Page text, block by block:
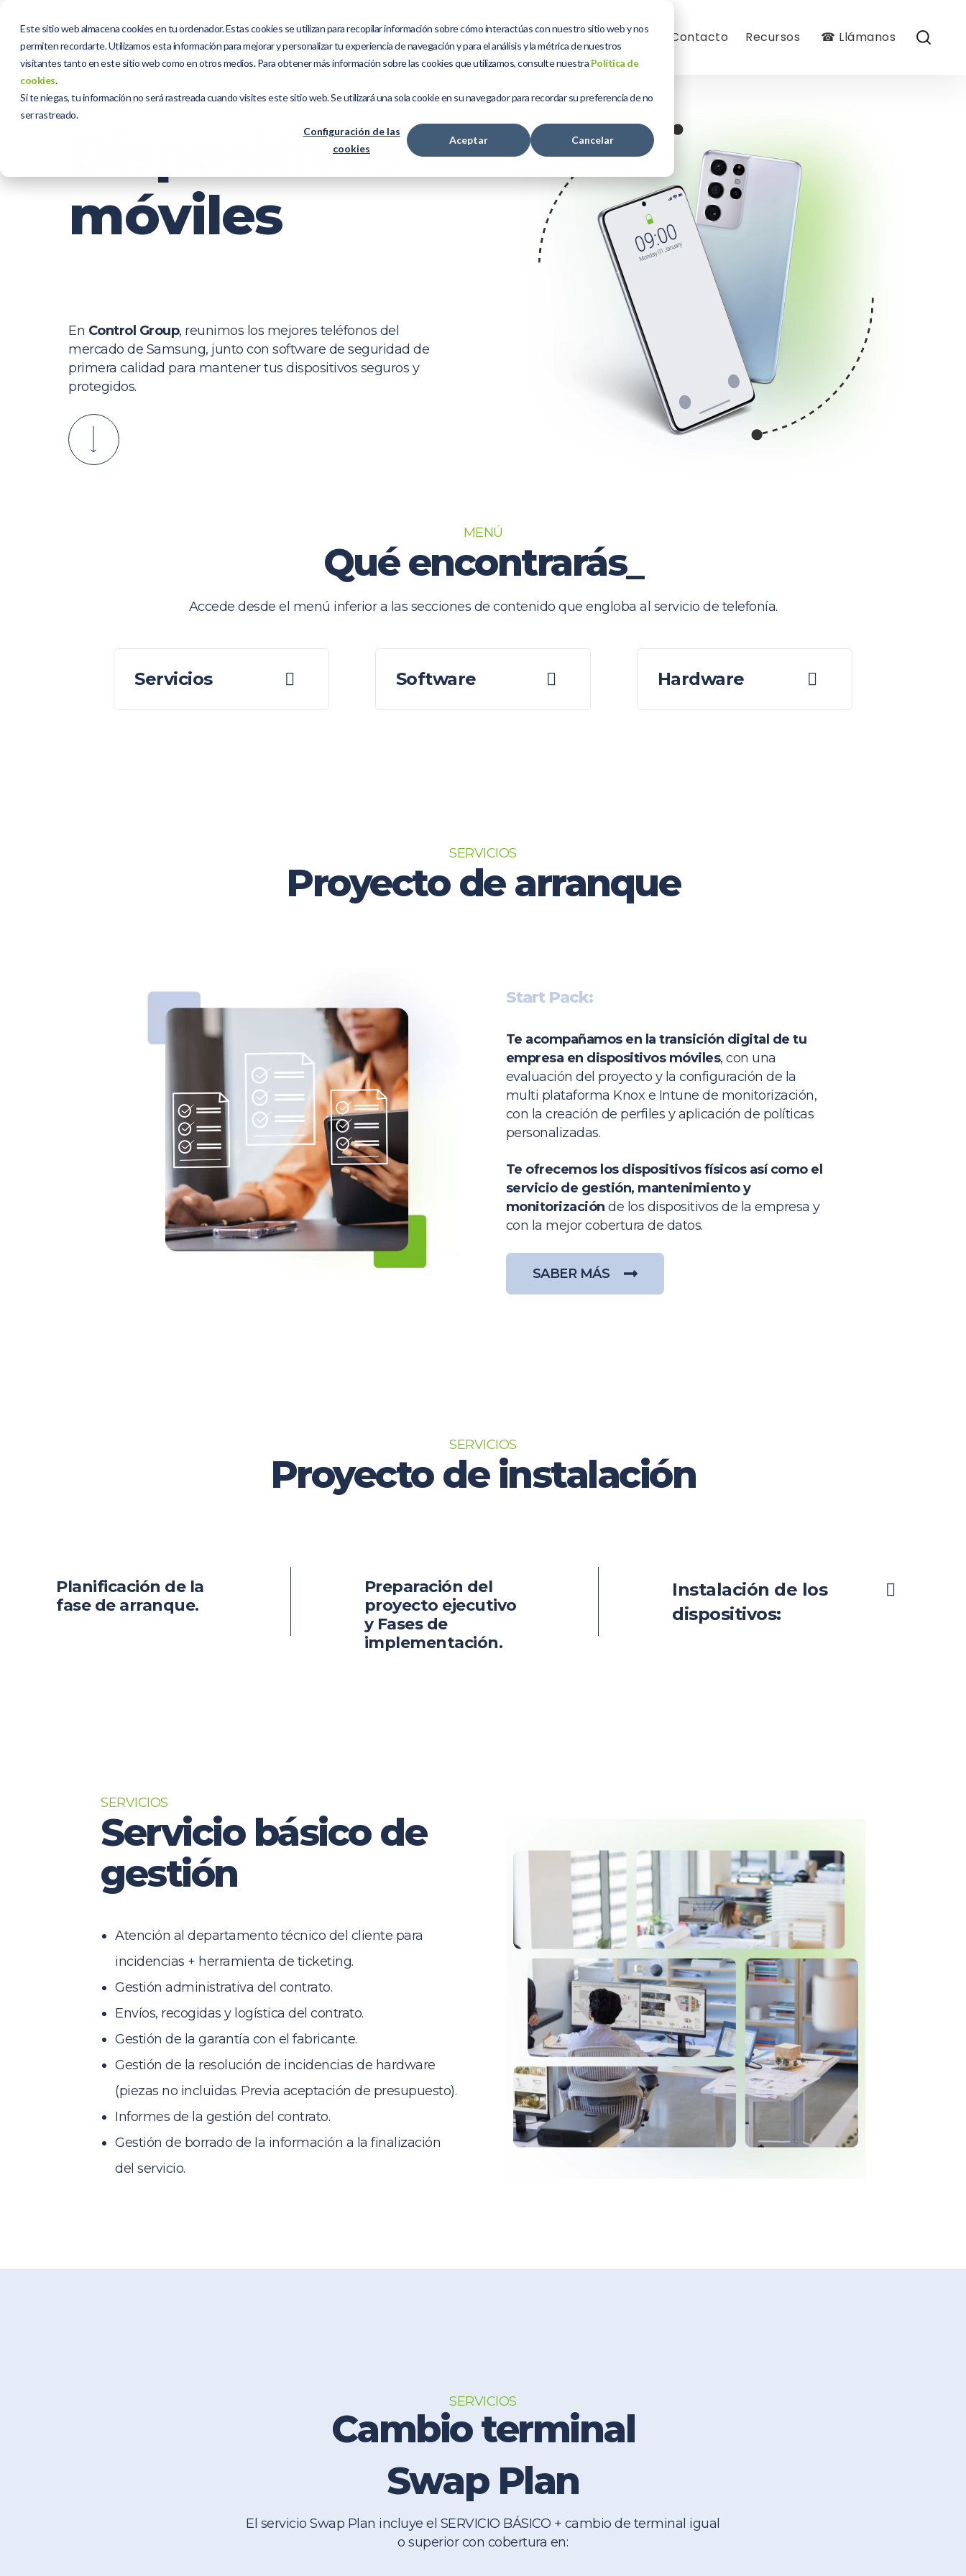
Este sitio web almacena cookies en tu ordenador. Estas cookies se utilizan para recopilar información sobre cómo interactúas con nuestro sitio web y nos
permiten recordarte. Utilizamos esta información para mejorar y personalizar tu experiencia de navegación y para el análisis y la métrica de nuestros
visitantes tanto en este sitio web como en otros medios. Para obtener más información sobre las cookies que utilizamos, consulte nuestra Política de
cookies.
Si te niegas, tu información no será rastreada cuando visites este sitio web. Se utilizará una sola cookie en su navegador para recordar su preferencia de no
ser rastreado.
Configuración de las
cookies
Aceptar Cancelar
Servicios Kit Digital Sobre Nosotros Blog Contacto Recursos ☎ Llámanos
SERVICIOS
Dispositivos
móviles
En Control Group, reunimos los mejores teléfonos del
mercado de Samsung, junto con software de seguridad de
primera calidad para mantener tus dispositivos seguros y
protegidos.
MENÚ
Qué encontrarás_
Accede desde el menú inferior a las secciones de contenido que engloba al servicio de telefonía.
Servicios Software Hardware
SERVICIOS
Proyecto de arranque
Start Pack:
Te acompañamos en la transición digital de tu
empresa en dispositivos móviles, con una
evaluación del proyecto y la configuración de la
multi plataforma Knox e Intune de monitorización,
con la creación de perfiles y aplicación de políticas
personalizadas.
Te ofrecemos los dispositivos físicos así como el
servicio de gestión, mantenimiento y
monitorización de los dispositivos de la empresa y
con la mejor cobertura de datos.
SABER MÁS
SERVICIOS
Proyecto de instalación
Planificación de la
fase de arranque.
Preparación del
proyecto ejecutivo
y Fases de
implementación.
Instalación de los
dispositivos:
SERVICIOS
Servicio básico de
gestión
Atención al departamento técnico del cliente para
incidencias + herramienta de ticketing.
Gestión administrativa del contrato.
Envíos, recogidas y logística del contrato.
Gestión de la garantía con el fabricante.
Gestión de la resolución de incidencias de hardware
(piezas no incluidas. Previa aceptación de presupuesto).
Informes de la gestión del contrato.
Gestión de borrado de la información a la finalización
del servicio.
SERVICIOS
Cambio terminal
Swap Plan
El servicio Swap Plan incluye el SERVICIO BÁSICO + cambio de terminal igual
o superior con cobertura en: